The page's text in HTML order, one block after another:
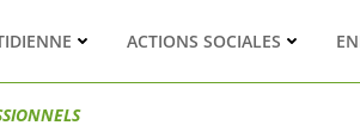
ACTIONS SOCIALES